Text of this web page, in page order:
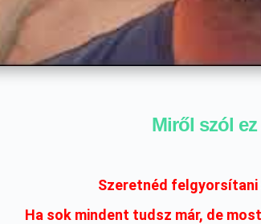
Miről szól
Szeretnéd
Ha sok mindent tudsz már, de